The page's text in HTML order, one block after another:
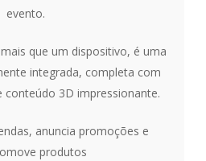
evento.
que um dispositivo, é uma
integrada, completa com
3D impressionante.
anuncia promoções e
produtos